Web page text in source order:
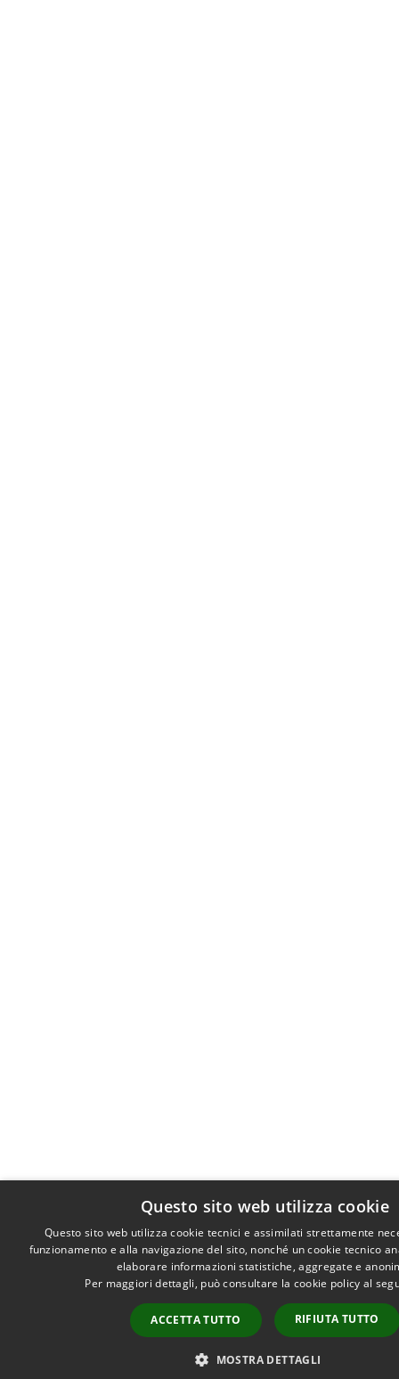
Questo sito web utilizza cookie
Questo sito web utilizza cookie tecnici e assimilati strettamente
funzionamento e alla navigazione del sito, nonché un cookie tecnico
elaborare informazioni statistiche, aggregate e
Per maggiori dettagli, può consultare la cookie policy al
ACCETTA TUTTO RIFIUTA TUTTO
MOSTRA DETTAGLI